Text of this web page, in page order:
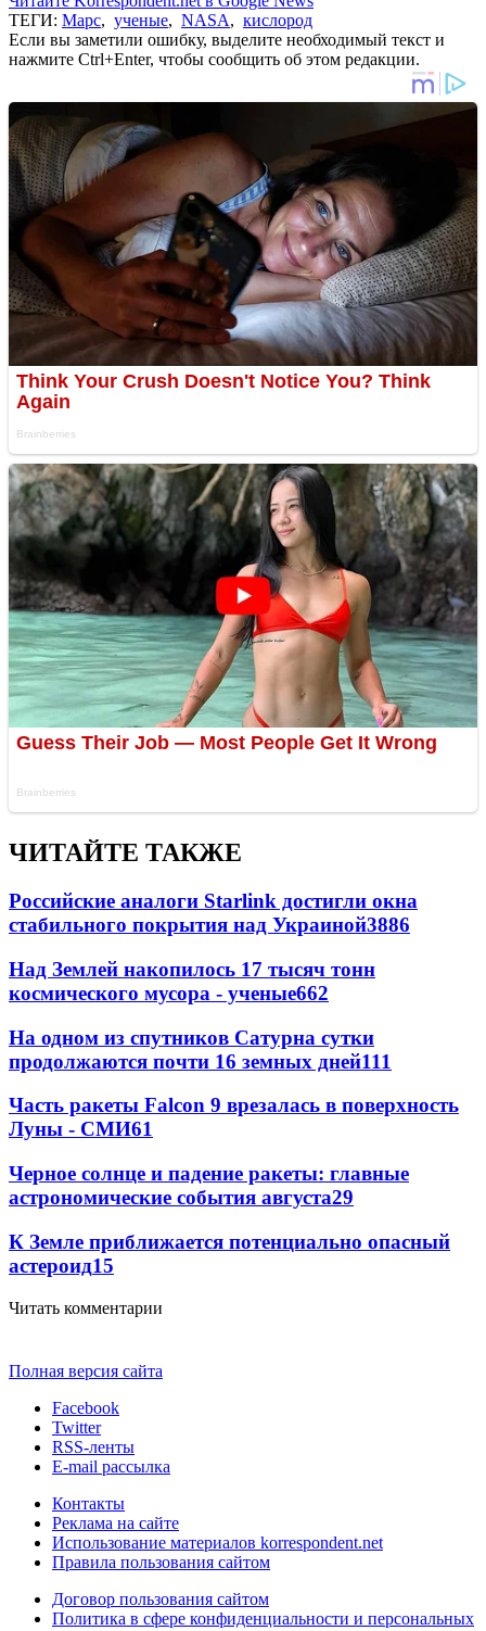
ТЕГИ: Марс, ученые, NASA, кислород
Если вы заметили ошибку, выделите необходимый текст и
нажмите Ctrl+Enter, чтобы сообщить об этом редакции.
ЧИТАЙТЕ ТАКЖЕ
Российские аналоги Starlink достигли окна
стабильного покрытия над Украиной3886
Над Землей накопилось 17 тысяч тонн
космического мусора - ученые662
На одном из спутников Сатурна сутки
продолжаются почти 16 земных дней111
Часть ракеты Falcon 9 врезалась в поверхность
Луны - СМИ61
Черное солнце и падение ракеты: главные
астрономические события августа29
К Земле приближается потенциально опасный
астероид15
Читать комментарии
Полная версия сайта
Facebook
Twitter
RSS-ленты
E-mail рассылка
Контакты
Реклама на сайте
Использование материалов korrespondent.net
Правила пользования сайтом
Договор пользования сайтом
Политика в сфере конфиденциальности и персональных